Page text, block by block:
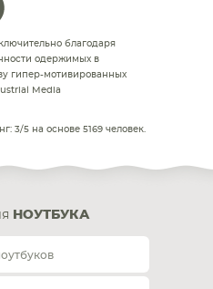
благодаря
одержимых в
гипер-мотивированных
Media
3/5 на основе 5169 человек.
НОУТБУКА